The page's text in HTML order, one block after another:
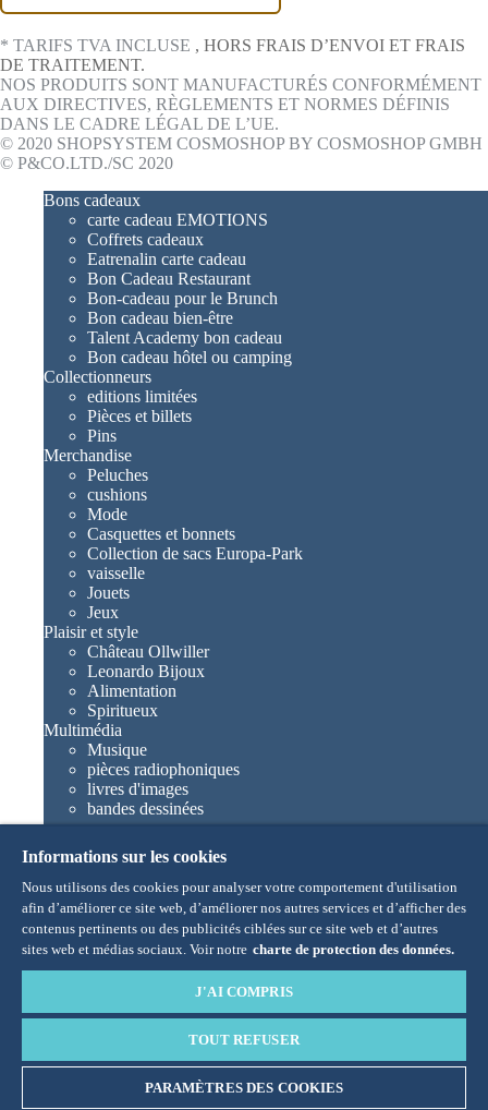
* TARIFS TVA INCLUSE , HORS FRAIS D’ENVOI ET FRAIS
DE TRAITEMENT.
NOS PRODUITS SONT MANUFACTURÉS CONFORMÉMENT
AUX DIRECTIVES, RÈGLEMENTS ET NORMES DÉFINIS
DANS LE CADRE LÉGAL DE L’UE.
© 2020 SHOPSYSTEM COSMOSHOP BY COSMOSHOP GMBH
© P&CO.LTD./SC 2020
Bons cadeaux
carte cadeau EMOTIONS
Coffrets cadeaux
Eatrenalin carte cadeau
Bon Cadeau Restaurant
Bon-cadeau pour le Brunch
Bon cadeau bien-être
Talent Academy bon cadeau
Bon cadeau hôtel ou camping
Collectionneurs
editions limitées
Pièces et billets
Pins
Merchandise
Peluches
cushions
Mode
Casquettes et bonnets
Collection de sacs Europa-Park
vaisselle
Jouets
Jeux
Plaisir et style
Château Ollwiller
Leonardo Bijoux
Alimentation
Spiritueux
Multimédia
Musique
pièces radiophoniques
livres d'images
bandes dessinées
Europa-Park livres
Jeux et films
Collections
Europa-Park attractions
Traumatica – Festival of Fear
Articles collectors
TALENT ACADEMY
Characters
Ed Euromaus
Edda Euromausi
Informations sur les cookies
Nous utilisons des cookies pour analyser votre comportement d'utilisation
afin d’améliorer ce site web, d’améliorer nos autres services et d’afficher des
contenus pertinents ou des publicités ciblées sur ce site web et d’autres
sites web et médias sociaux. Voir notre charte de protection des données.
J'AI COMPRIS
TOUT REFUSER
PARAMÈTRES DES COOKIES